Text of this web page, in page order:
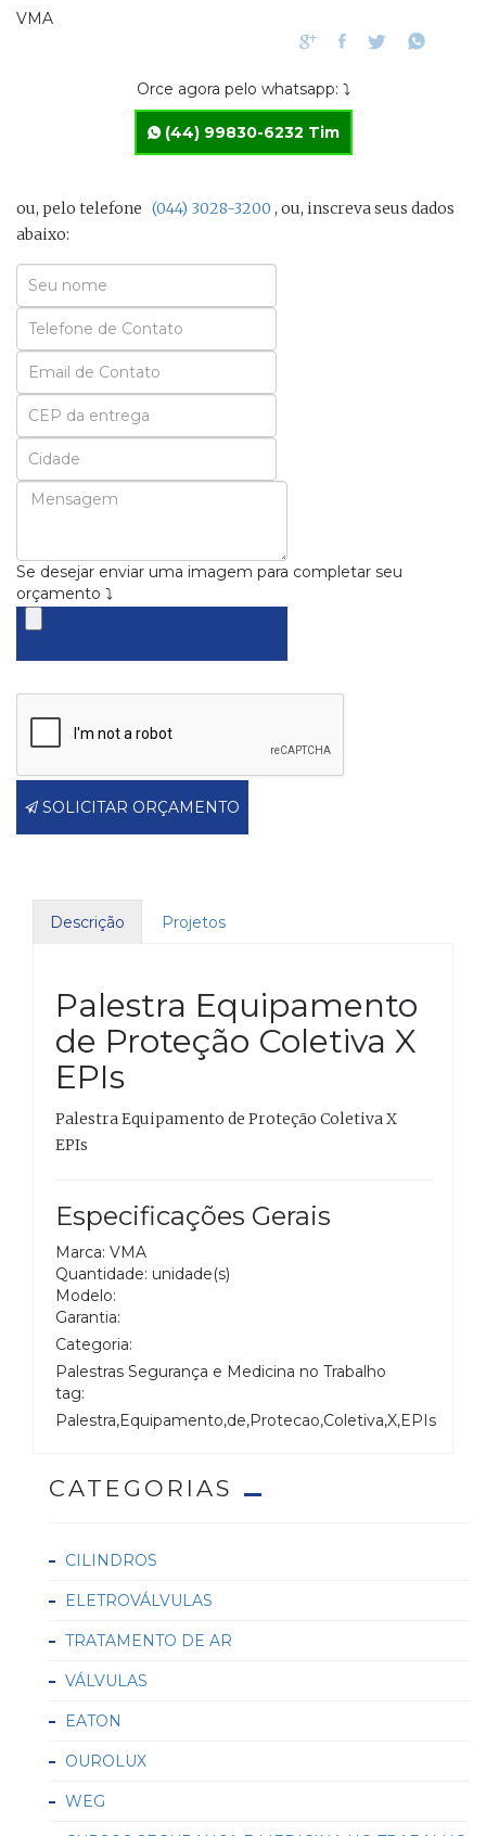
VMA
Orce agora pelo whatsapp: ⤵
(44) 99830-6232 Tim
ou, pelo telefone (044) 3028-3200 , ou, inscreva seus dados
abaixo:
Seu
Nome
Seu
Email
Se desejar enviar uma imagem para completar seu
orçamento ⤵
SOLICITAR ORÇAMENTO
Descrição Projetos
Palestra Equipamento
de Proteção Coletiva X
EPIs
Palestra Equipamento de Proteção Coletiva X
EPIs
Especificações Gerais
Marca: VMA
Quantidade: unidade(s)
Modelo:
Garantia:
Categoria:
Palestras Segurança e Medicina no Trabalho
tag:
Palestra,Equipamento,de,Protecao,Coletiva,X,EPIs
CATEGORIAS
CILINDROS
ELETROVÁLVULAS
TRATAMENTO DE AR
VÁLVULAS
EATON
OUROLUX
WEG